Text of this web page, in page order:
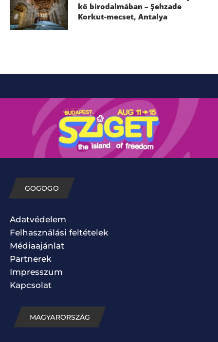
kő birodalmában – Şehzade
Korkut-mecset, Antalya
GOGOGO
Adatvédelem
Felhasználási feltételek
Médiaajánlat
Partnerek
Impresszum
Kapcsolat
MAGYARORSZÁG